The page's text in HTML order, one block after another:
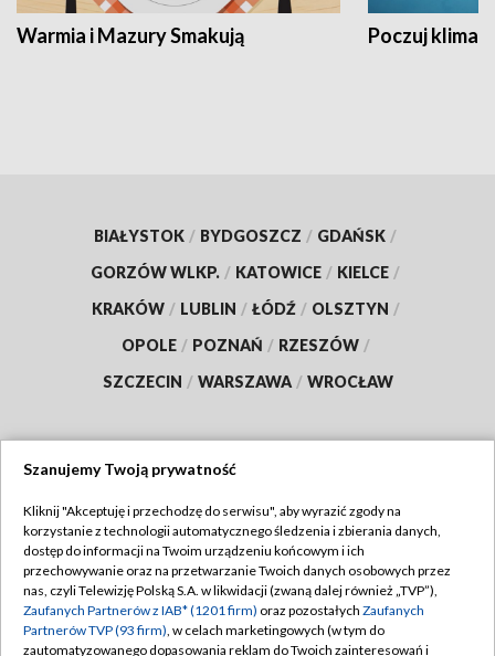
Warmia i Mazury Smakują Poczuj klimat
BIAŁYSTOK / BYDGOSZCZ / GDAŃSK /
GORZÓW WLKP. / KATOWICE / KIELCE /
KRAKÓW / LUBLIN / ŁÓDŹ / OLSZTYN /
OPOLE / POZNAŃ / RZESZÓW /
SZCZECIN / WARSZAWA / WROCŁAW
TVP
Abonament TVP
Emisja w TVP
Centrum informacji TVP
Regulamin TVP
Polityka prywatności
Moje zgody
Szanujemy Twoją prywatność
Kliknij "Akceptuję i przechodzę do serwisu", aby wyrazić zgody na
korzystanie z technologii automatycznego śledzenia i zbierania danych,
dostęp do informacji na Twoim urządzeniu końcowym i ich
przechowywanie oraz na przetwarzanie Twoich danych osobowych przez
nas, czyli Telewizję Polską S.A. w likwidacji (zwaną dalej również „TVP”),
Zaufanych Partnerów z IAB* (1201 firm) oraz pozostałych Zaufanych
Partnerów TVP (93 firm), w celach marketingowych (w tym do
zautomatyzowanego dopasowania reklam do Twoich zainteresowań i